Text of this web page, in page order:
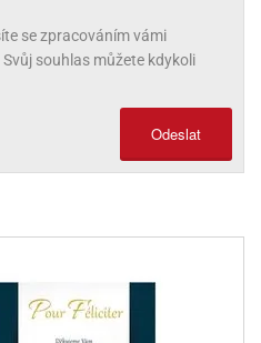
se zpracováním vámi
souhlas můžete kdykoli
Odeslat